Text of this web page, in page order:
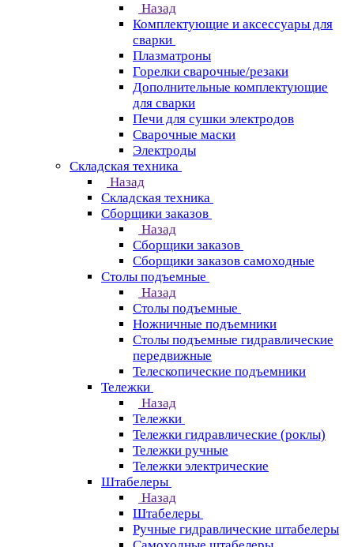
Назад
Комплектующие и аксессуары для
сварки
Плазматроны
Горелки сварочные/резаки
Дополнительные комплектующие
для сварки
Печи для сушки электродов
Сварочные маски
Электроды
Складская техника
Назад
Складская техника
Сборщики заказов
Назад
Сборщики заказов
Сборщики заказов самоходные
Столы подъемные
Назад
Столы подъемные
Ножничные подъемники
Столы подъемные гидравлические
передвижные
Телескопические подъемники
Тележки
Назад
Тележки
Тележки гидравлические (роклы)
Тележки ручные
Тележки электрические
Штабелеры
Назад
Штабелеры
Ручные гидравлические штабелеры